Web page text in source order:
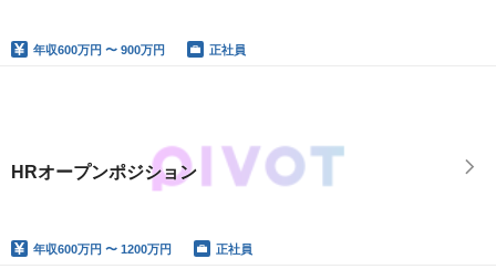
年収600万円 〜 900万円 正社員
HRオープンポジション
年収600万円 〜 1200万円 正社員